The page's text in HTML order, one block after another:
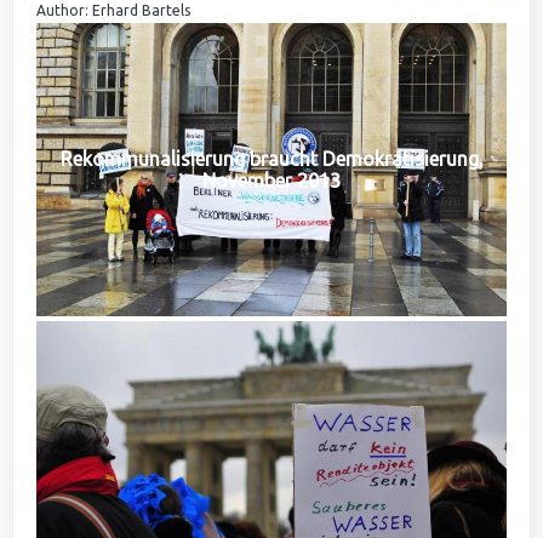
Author: Erhard Bartels
Rekommunalisierung braucht Demokratisierung,
November 2013